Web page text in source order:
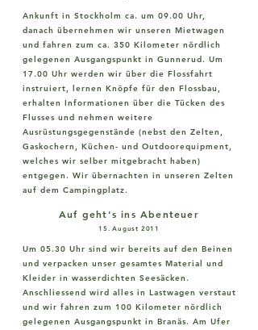
Ankunft in Stockholm ca. um 09.00 Uhr,
danach übernehmen wir unseren Mietwagen
und fahren zum ca. 350 Kilometer nördlich
gelegenen Ausgangspunkt in Gunnerud. Um
17.00 Uhr werden wir über die Flossfahrt
instruiert, lernen Knöpfe für den Flossbau,
erhalten Informationen über die Tücken des
Flusses und nehmen weitere
Ausrüstungsgegenstände (nebst den Zelten,
Gaskochern, Küchen- und Outdoorequipment,
welches wir selber mitgebracht haben)
entgegen. Wir übernachten in unseren Zelten
auf dem Campingplatz.
Auf geht's ins Abenteuer
15. August 2011
Um 05.30 Uhr sind wir bereits auf den Beinen
und verpacken unser gesamtes Material und
Kleider in wasserdichten Seesäcken.
Anschliessend wird alles in Lastwagen verstaut
und wir fahren zum 100 Kilometer nördlich
gelegenen Ausgangspunkt in Branäs. Am Ufer